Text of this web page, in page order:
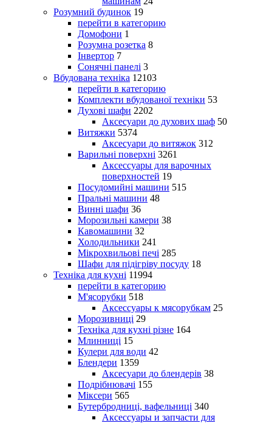
Розумний будинок 19
перейти в категорию
Домофони 1
Розумна розетка 8
Інвертор 7
Сонячні панелі 3
Вбудована техніка 12103
перейти в категорию
Комплекти вбудованої техніки 53
Духові шафи 2202
Аксесуари до духових шаф 50
Витяжки 5374
Аксесуари до витяжок 312
Варильні поверхні 3261
Аксессуары для варочных
поверхностей 19
Посудомийні машини 515
Пральні машини 48
Винні шафи 36
Морозильні камери 38
Кавомашини 32
Холодильники 241
Мікрохвильові печі 285
Шафи для підігріву посуду 18
Техніка для кухні 11994
перейти в категорию
М'ясорубки 518
Аксессуары к мясорубкам 25
Морозивниці 29
Техніка для кухні різне 164
Млинниці 15
Кулери для води 42
Блендери 1359
Аксесуари до блендерів 38
Подрібнювачі 155
Міксери 565
Бутербродниці, вафельниці 340
Аксессуары и запчасти для